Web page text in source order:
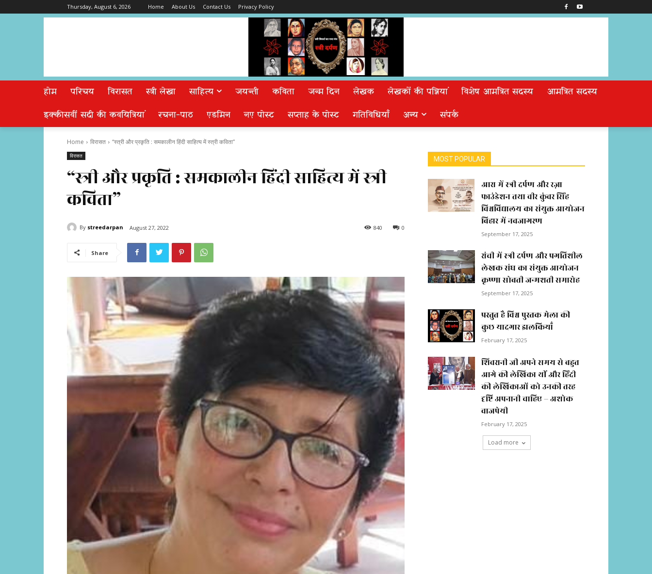
Thursday, August 6, 2026 Home About Us Contact Us Privacy Policy
होम परिचय विरासत स्त्री लेखा साहित्य जयन्ती कविता जन्म दिन लेखक लेखकों की पत्नियां विशेष आमंत्रित सदस्य
आमंत्रित सदस्य
इक्कीसवीं सदी की कवयित्रियां
रचना-पाठ एडमिन नए पोस्ट सप्ताह के पोस्ट गतिविधियाँ अन्य संपर्क
Home विरासत “स्त्री और प्रकृति : समकालीन हिंदी साहित्य में स्त्री कविता”
विरासत
“स्त्री और प्रकृति : समकालीन हिंदी साहित्य में स्त्री
कविता”
By streedarpan August 27, 2022 0
840
Share
MOST POPULAR
आरा में स्त्री दर्पण और रज़ा
फाउंडेशन तथा वीर कुंवर सिंह
विश्वविद्यालय का संयुक्त आयोजन
बिहार में नवजागरण
September 17, 2025
रांची में स्त्री दर्पण और प्रगतिशील
लेखक संघ का संयुक्त आयोजन
कृष्णा सोबती जन्मशती समारोह
September 17, 2025
प्रस्तुत है विश्व पुस्तक मेला की
कुछ यादगार झलकियाॅं
February 17, 2025
शिवरानी जी अपने समय से बहुत
आगे की लेखिका थीं और हिंदी
की लेखिकाओं को उनकी तरह
दृष्टि अपनानी चाहिए – अशोक
वाजपेयी
February 17, 2025
Load more